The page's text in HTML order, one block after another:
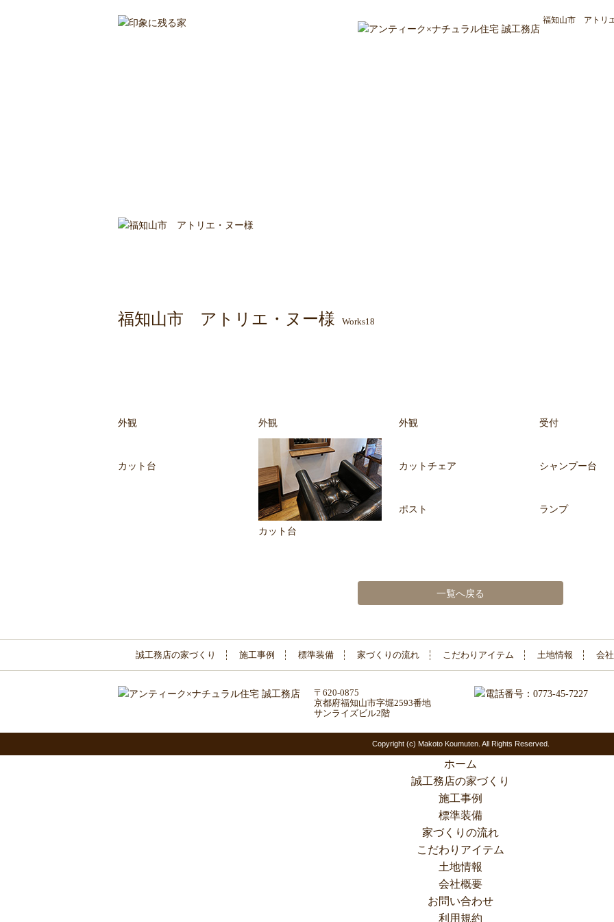
福知山市 アトリ
福知山市 アトリエ・ヌー様 Works18
外観 外観 外観 受付
カット台
カット台
カットチェア シャンプー台
ポスト ランプ
一覧へ戻る
誠工務店の家づくり 施工事例 標準装備 家づくりの流れ こだわりアイテム 土地情報 会
〒620-0875
京都府福知山市字堀2593番地
サンライズビル2階
Copyright (c) Makoto Koumuten. All Rights Reserved.
ホーム
誠工務店の家づくり
施工事例
標準装備
家づくりの流れ
こだわりアイテム
土地情報
会社概要
お問い合わせ
利用規約